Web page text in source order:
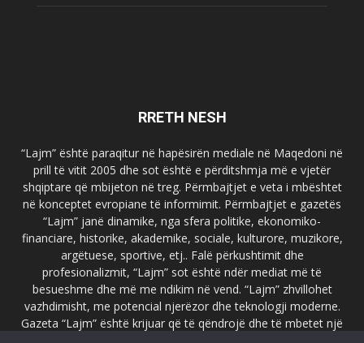
RRETH NESH
“Lajm” është paraqitur në hapësirën mediale në Maqedoni në
prill të vitit 2005 dhe sot është e përditshmja më e vjetër
shqiptare që mbijeton në treg. Përmbajtjet e veta i mbështet
në konceptet evropiane të informimit. Përmbajtjet e gazetës
“Lajm” janë dinamike, nga sfera politike, ekonomiko-
financiare, historike, akademike, sociale, kulturore, muzikore,
argëtuese, sportive, etj.. Falë përkushtimit dhe
profesionalizmit, “Lajm” sot është ndër mediat më të
besueshme dhe më me ndikim në vend. “Lajm” zhvillohet
vazhdimisht, me potencial njerëzor dhe teknologji moderne.
Gazeta “Lajm” është krijuar që të qëndrojë dhe të mbetet një